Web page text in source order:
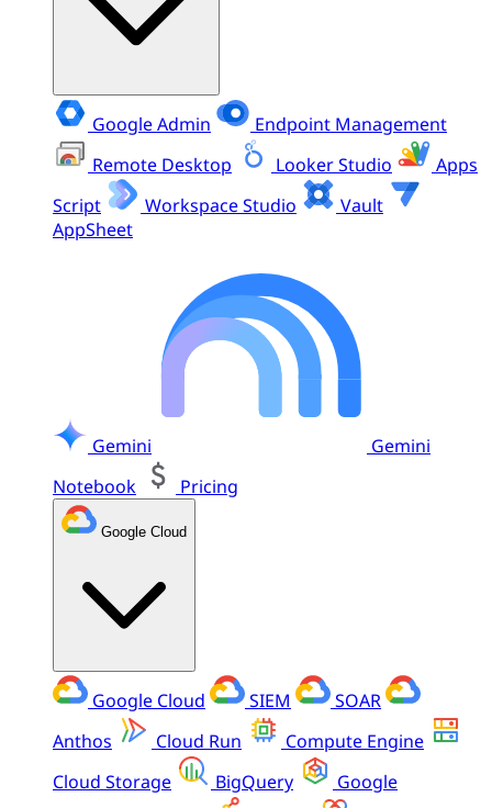
Google Admin
Endpoint Management
Remote Desktop
Looker Studio
Apps
Script
Workspace Studio
Vault
AppSheet
Gemini
Gemini
Notebook
Pricing
Google Cloud
Google Cloud SIEM
SOAR
Anthos
Cloud Run
Compute Engine
Cloud Storage
BigQuery
Google